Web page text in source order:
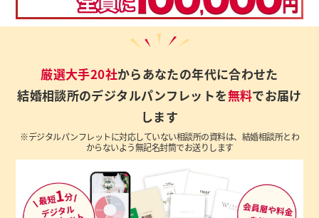
厳選大手20社からあなたの年代に合わせた
結婚相談所のデジタルパンフレットを無料でお届け
します
※デジタルパンフレットに対応していない相談所の資料は、結婚相談所とわ
からないよう無記名封筒でお送りします